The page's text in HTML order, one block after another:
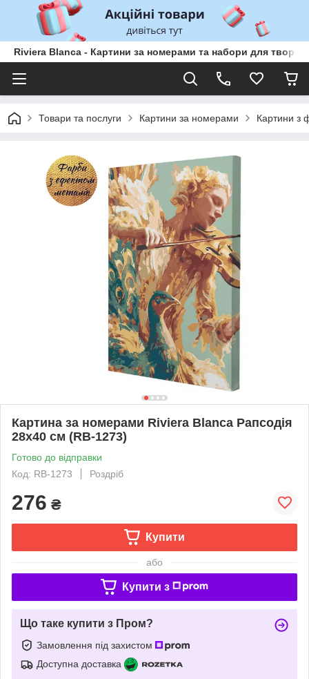
Riviera Blanca - Картини за номерами та набори для
Товари та послуги Картини за номерами Картини з
Картина за номерами Riviera Blanca Рапсодія
28x40 см (RB-1273)
Готово до відправки
Код: RB-1273
Роздріб
276 ₴
Купити
або
Купити з
Що таке купити з Пром?
Замовлення під захистом
Доступна доставка